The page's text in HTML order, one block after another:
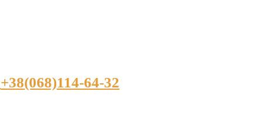
+38(068)114-64-32